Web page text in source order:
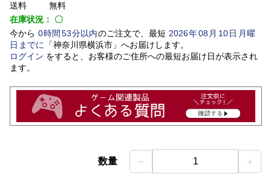
送料
無料
在庫状況： 〇
今から 0時間 53分以内のご注文で、最短 2026年08 月 10日月曜
日 までに 「神奈川県横浜市」 へお届けします。
ログイン をすると、お客様のご住所への最短お届け日が表示され
ます。
数量 － 1 ＋